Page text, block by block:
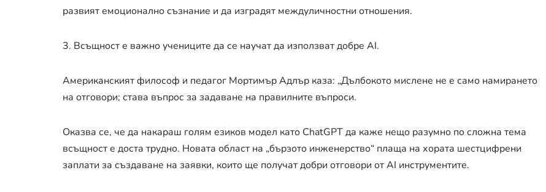
развият емоционално съзнание и да изградят междуличностни отношения.
3. Всъщност е важно учениците да се научат да използват добре AI.
Американският философ и педагог Мортимър Адлър каза: „Дълбокото мислене не е само намирането
на отговори; става въпрос за задаване на правилните въпроси.
Оказва се, че да накараш голям езиков модел като ChatGPT да каже нещо разумно по сложна тема
всъщност е доста трудно. Новата област на „бързото инженерство“ плаща на хората шестцифрени
заплати за създаване на заявки, които ще получат добри отговори от AI инструментите.